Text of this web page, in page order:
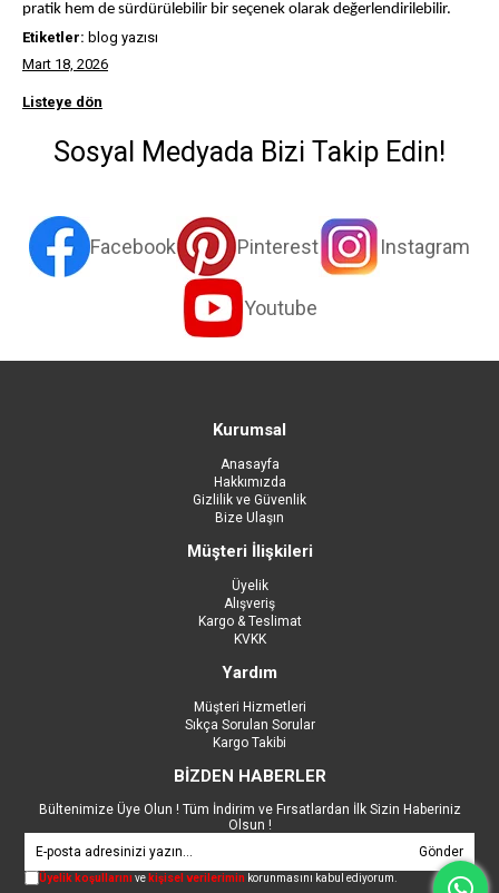
pratik hem de sürdürülebilir bir seçenek olarak değerlendirilebilir.
Etiketler: blog yazısı
Mart 18, 2026
Listeye dön
Sosyal Medyada Bizi Takip Edin!
Facebook Pinterest Instagram
Youtube
Kurumsal
Anasayfa
Hakkımızda
Gizlilik ve Güvenlik
Bize Ulaşın
Müşteri İlişkileri
Üyelik
Alışveriş
Kargo & Teslimat
KVKK
Yardım
Müşteri Hizmetleri
Sıkça Sorulan Sorular
Kargo Takibi
BİZDEN HABERLER
Bültenimize Üye Olun ! Tüm İndirim ve Fırsatlardan İlk Sizin Haberiniz
Olsun !
Gönder
Üyelik koşullarını ve kişisel verilerimin korunmasını kabul ediyorum.